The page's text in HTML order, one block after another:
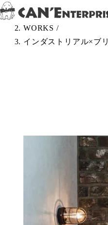
Skip to content
TOP /
WORKS /
インダストリアル×ブ